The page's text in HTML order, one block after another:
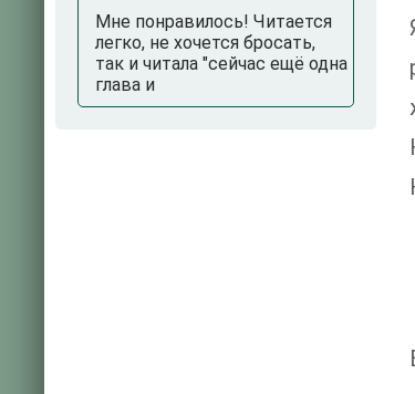
Мне понравилось! Читается
легко, не хочется бросать,
так и читала "сейчас ещё одна
глава и